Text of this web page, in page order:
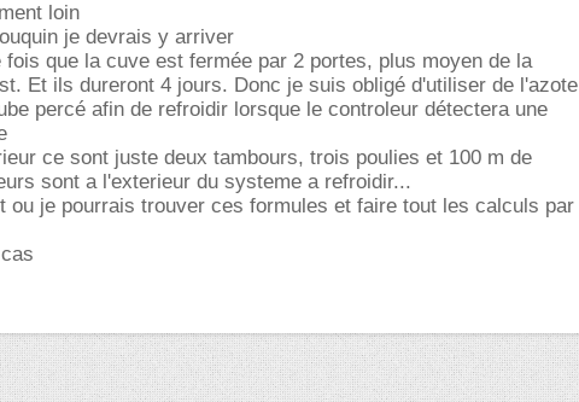
loin
je devrais y arriver
que la cuve est fermée par 2 portes, plus moyen de la
Et ils dureront 4 jours. Donc je suis obligé d'utiliser de l'azote
percé afin de refroidir lorsque le controleur détectera une
ce sont juste deux tambours, trois poulies et 100 m de
sont a l'exterieur du systeme a refroidir...
ou je pourrais trouver ces formules et faire tout les calculs par